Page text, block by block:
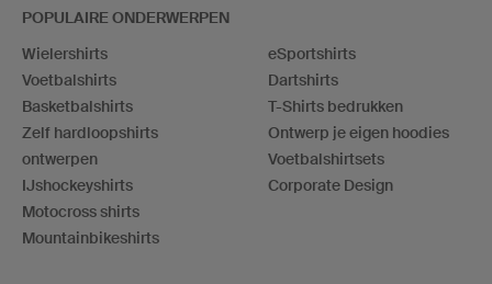
POPULAIRE ONDERWERPEN
Wielershirts
Voetbalshirts
Basketbalshirts
Zelf hardloopshirts
ontwerpen
IJshockeyshirts
Motocross shirts
Mountainbikeshirts
eSportshirts
Dartshirts
T-Shirts bedrukken
Ontwerp je eigen hoodies
Voetbalshirtsets
Corporate Design